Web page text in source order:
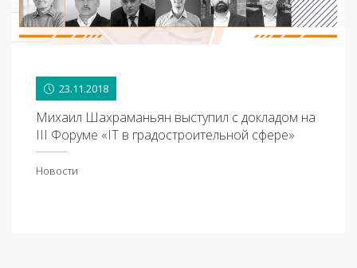
23.11.2018
Михаил Шахраманьян выступил с докладом на
III Форуме «IT в градостроительной сфере»
Новости
23.11.2018